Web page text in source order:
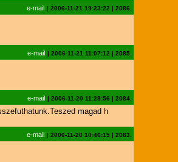
e-mail | 2006-11-21 19:23:22 | 2086.
e-mail | 2006-11-21 11:07:12 | 2085.
e-mail | 2006-11-20 11:28:56 | 2084.
magad h
e-mail | 2006-11-20 10:46:15| 2083.